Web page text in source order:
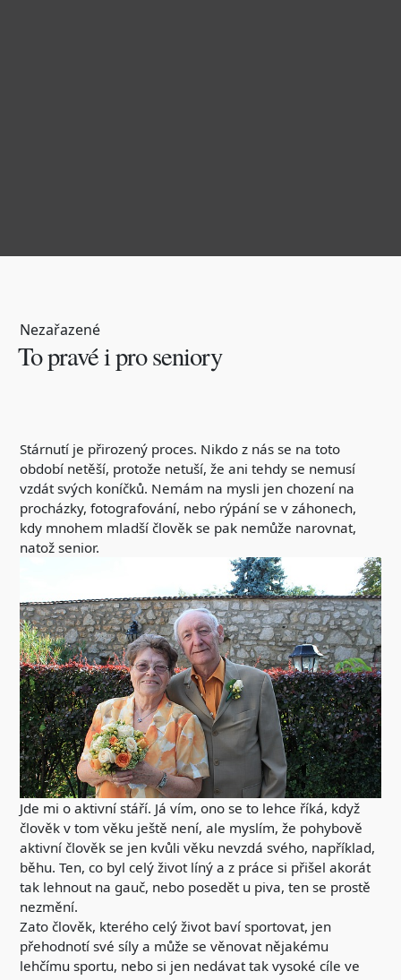
Nezařazené
To pravé i pro seniory
Stárnutí je přirozený proces. Nikdo z nás se na toto
období netěší, protože netuší, že ani tehdy se nemusí
vzdát svých koníčků. Nemám na mysli jen chození na
procházky, fotografování, nebo rýpání se v záhonech,
kdy mnohem mladší člověk se pak nemůže narovnat,
natož senior.
Jde mi o aktivní stáří. Já vím, ono se to lehce říká, když
člověk v tom věku ještě není, ale myslím, že pohybově
aktivní člověk se jen kvůli věku nevzdá svého, například,
běhu. Ten, co byl celý život líný a z práce si přišel akorát
tak lehnout na gauč, nebo posedět u piva, ten se prostě
nezmění.
Zato člověk, kterého celý život baví sportovat, jen
přehodnotí své síly a může se věnovat nějakému
lehčímu sportu, nebo si jen nedávat tak vysoké cíle ve